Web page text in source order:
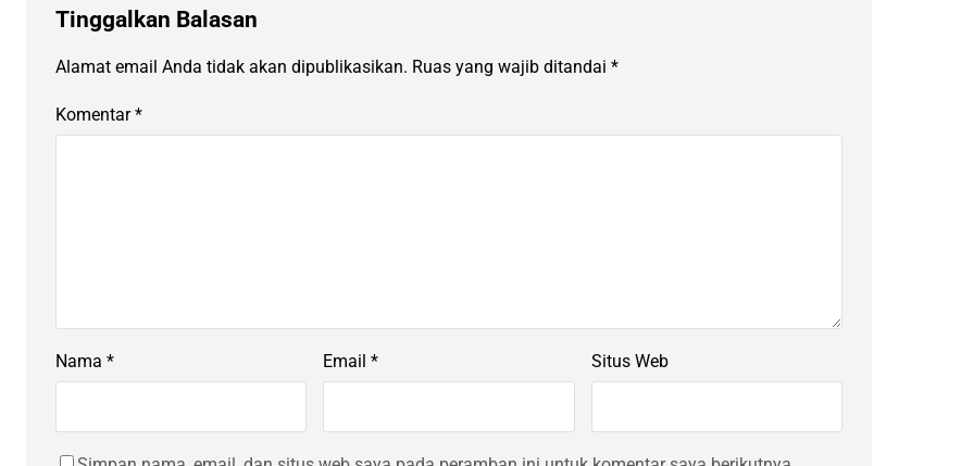
Tinggalkan Balasan
Alamat email Anda tidak akan dipublikasikan. Ruas yang wajib ditandai*
Komentar*
Nama* Email* Situs Web